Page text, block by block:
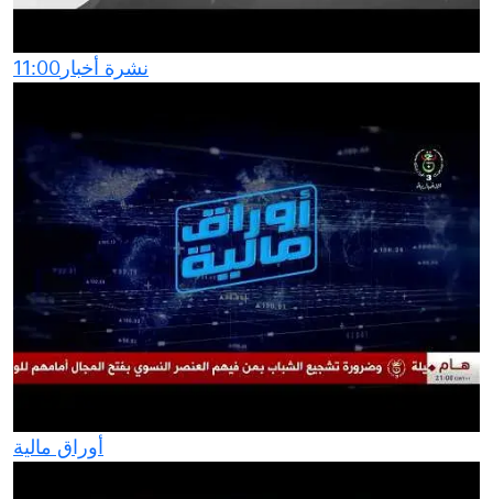
نشرة أخبار11:00
أوراق مالية